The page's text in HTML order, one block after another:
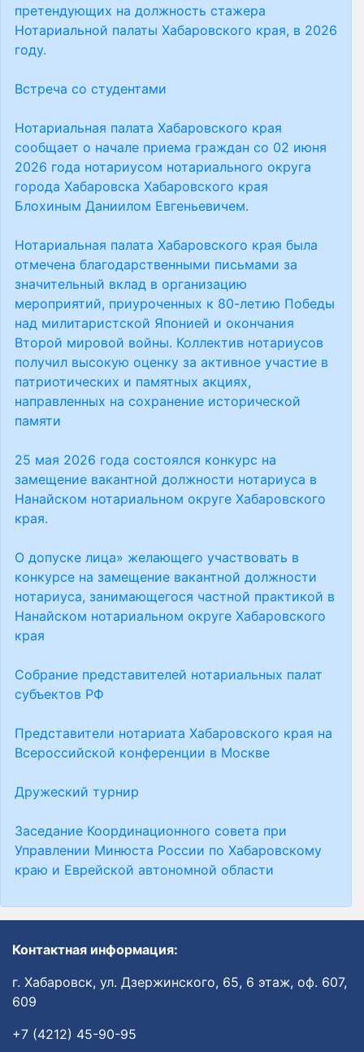
претендующих на должность стажера
Нотариальной палаты Хабаровского края, в 2026
году.
Встреча со студентами
Нотариальная палата Хабаровского края
сообщает о начале приема граждан со 02 июня
2026 года нотариусом нотариального округа
города Хабаровска Хабаровского края
Блохиным Даниилом Евгеньевичем.
Нотариальная палата Хабаровского края была
отмечена благодарственными письмами за
значительный вклад в организацию
мероприятий, приуроченных к 80-летию Победы
над милитаристской Японией и окончания
Второй мировой войны. Коллектив нотариусов
получил высокую оценку за активное участие в
патриотических и памятных акциях,
направленных на сохранение исторической
памяти
25 мая 2026 года состоялся конкурс на
замещение вакантной должности нотариуса в
Нанайском нотариальном округе Хабаровского
края.
О допуске лица» желающего участвовать в
конкурсе на замещение вакантной должности
нотариуса, занимающегося частной практикой в
Нанайском нотариальном округе Хабаровского
края
Собрание представителей нотариальных палат
субъектов РФ
Представители нотариата Хабаровского края на
Всероссийской конференции в Москве
Дружеский турнир
Заседание Координационного совета при
Управлении Минюста России по Хабаровскому
краю и Еврейской автономной области
Контактная информация:
г. Хабаровск, ул. Дзержинского, 65, 6 этаж, оф. 607,
609
+7 (4212) 45-90-95